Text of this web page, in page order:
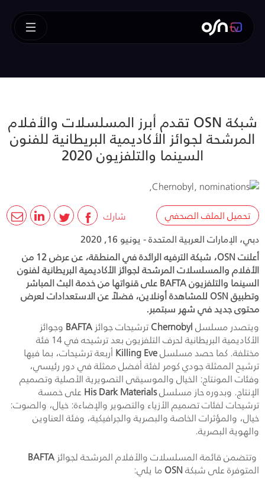
شبكة OSN تقدم أبرز المسلسلات والأفلام
المرشحة لجوائز الأكاديمية البريطانية للفنون
السينما والتلفزيون 2020
شارك
تحميل الملف الصحفي
دبي، الإمارات العربية المتحدة - يونيو 16, 2020
أعلنت OSN، شبكة الترفيه الرائدة في المنطقة، عن عرض 12 من
الأفلام والمسلسلات المرشحة لجوائز الأكاديمية البريطانية لفنون
السينما والتلفزيون BAFTA على قنواتها من خدمة البث المباشر
وتطبيق OSN للمشاهدة أونلاين، فضلاً عن الاستعدادات لعرض
محتوى جديد في شهر سبتمبر.
ويتصدر مسلسلChernobylترشيحات جوائزBAFTAوجوائز
الأكاديمية البريطانية لحرف التلفزيون بعد ترشيحه في 14 فئة
مختلفة. كما حصد مسلسلKilling Eveأربعة ترشيحات، بما فيها
ترشيح الممثلة جودي كومر لفئة أفضل ممثلة في دور رئيسي،
وفئات المونتاج: الخيال والموسيقى التصويرية الأصلية وتصميم
الإنتاج. وبدوره حاز مسلسلHis Dark Materialsعلى خمسة
ترشيحات لفئات تصميم الأزياء والتصوير والإضاءة: خيال، والصوت:
خيال، والمؤثرات الخاصة والبصرية والجرافيكية، وفئة العناوين
والهوية البصرية.
وتتضمن قائمة المسلسلات والأفلام المرشحة لجوائزBAFTA
المتوفرة على شبكةOSNما يلي: